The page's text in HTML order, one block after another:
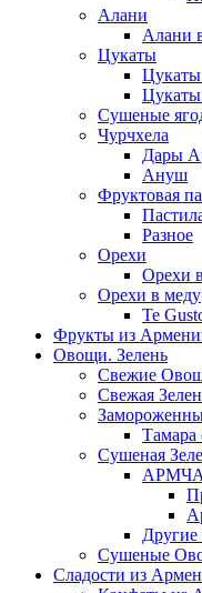
Алани
Алани
Цукаты
Сушеные
Чурчхела
Дары
Ануш
Фруктовая
Разное
Орехи
Орехи
Орехи в меду
Te
Фрукты из
Овощи. Зелень
Свежие
Свежая
Тамара
Сушеная
Другие
Сушеные
Сладости из